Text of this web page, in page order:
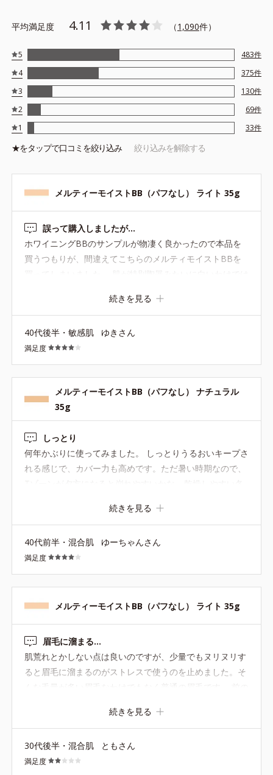
平均満足度 4.11 （1,090件）
5 483件
4
375件
3
130件
2
69件
1
33件
★をタップで口コミを絞り込み 絞り込みを解除する
メルティーモイストBB（パフなし） ライト 35g
誤って購入しましたが…
ホワイニングBBのサンプルが物凄く良かったので本品を
買うつもりが、間違えてこちらのメルティモイストBBを
買ってしまいました。 肌が特別陶器みたいに白いわけでは
く、BBなんてもってのほかだったのですが、ホワイニン
ぜひ使ってみたかったのです。 ■色・カバー力 こちらのラ
イトは、他のメーカーのBBよりは明るいですが、やはり
黄みがかっているベージュ（一般的な肌の色で更にイエベ
の人には明るいほうなのかも。）の感じで、自分的にはや
や濃い目。首の色と違うので顔がくすんで見えます。 しか
し、ありがたいことにBB特有の「塗ってます！隠してま
みたいにキレイになりますね。 （とは言えアラフォーのク
マは隠れませんので、アイゾーンチューナーで光を飛ばし
ます） ■伸び 良くもないですが、悪くもないです。 ほん
が、もう少しとろっとしているのが理想でした。 ■しっと
上がりになります。 夏場はこのさらっとした感じが嬉しい
かも？ 自分は乾燥肌でもあるので、冬は乾燥が気になりそ
た。 こちらも、塗った感じは毛穴落ちしなさそうです！
落ちるものは塗って30分くらいでもうよれてきてしまうの
で…このさらっと感がいいのでしょうか。 もっと汗かく時
期に使って様子をみたいです。 ■敏感肌への刺激 今のとこ
ろなしです。 軽くて塗ってる感もないので、荒れたらどう
丈夫かなと思っています。
続きを見る
40代後半・敏感肌 ゆきさん
満足度
メルティーモイストBB（パフなし） ナチュラル
35g
しっとり
何年かぶりに使ってみました。 しっとりうるおいキープさ
れる感じで、カバー力も高めです。ただ暑い時期なので、
続きを見る
40代前半・混合肌 ゆーちゃんさん
満足度
メルティーモイストBB（パフなし） ライト 35g
眉毛に溜まる…
肌荒れとかしない点は良いのですが、少量でもヌリヌリす
ると眉毛に溜まるのがストレスで使うのを止めました。そ
方をしても溜まらないので、こちらの製品のテクスチャー
続きを見る
30代後半・混合肌 ともさん
満足度